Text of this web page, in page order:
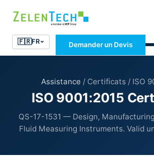
🇫🇷FR Demander un Devis
Assistance / Certificats / ISO
ISO 9001:2015
QS-17-1531 — Design,
Fluid Measuring Instruments. Valid